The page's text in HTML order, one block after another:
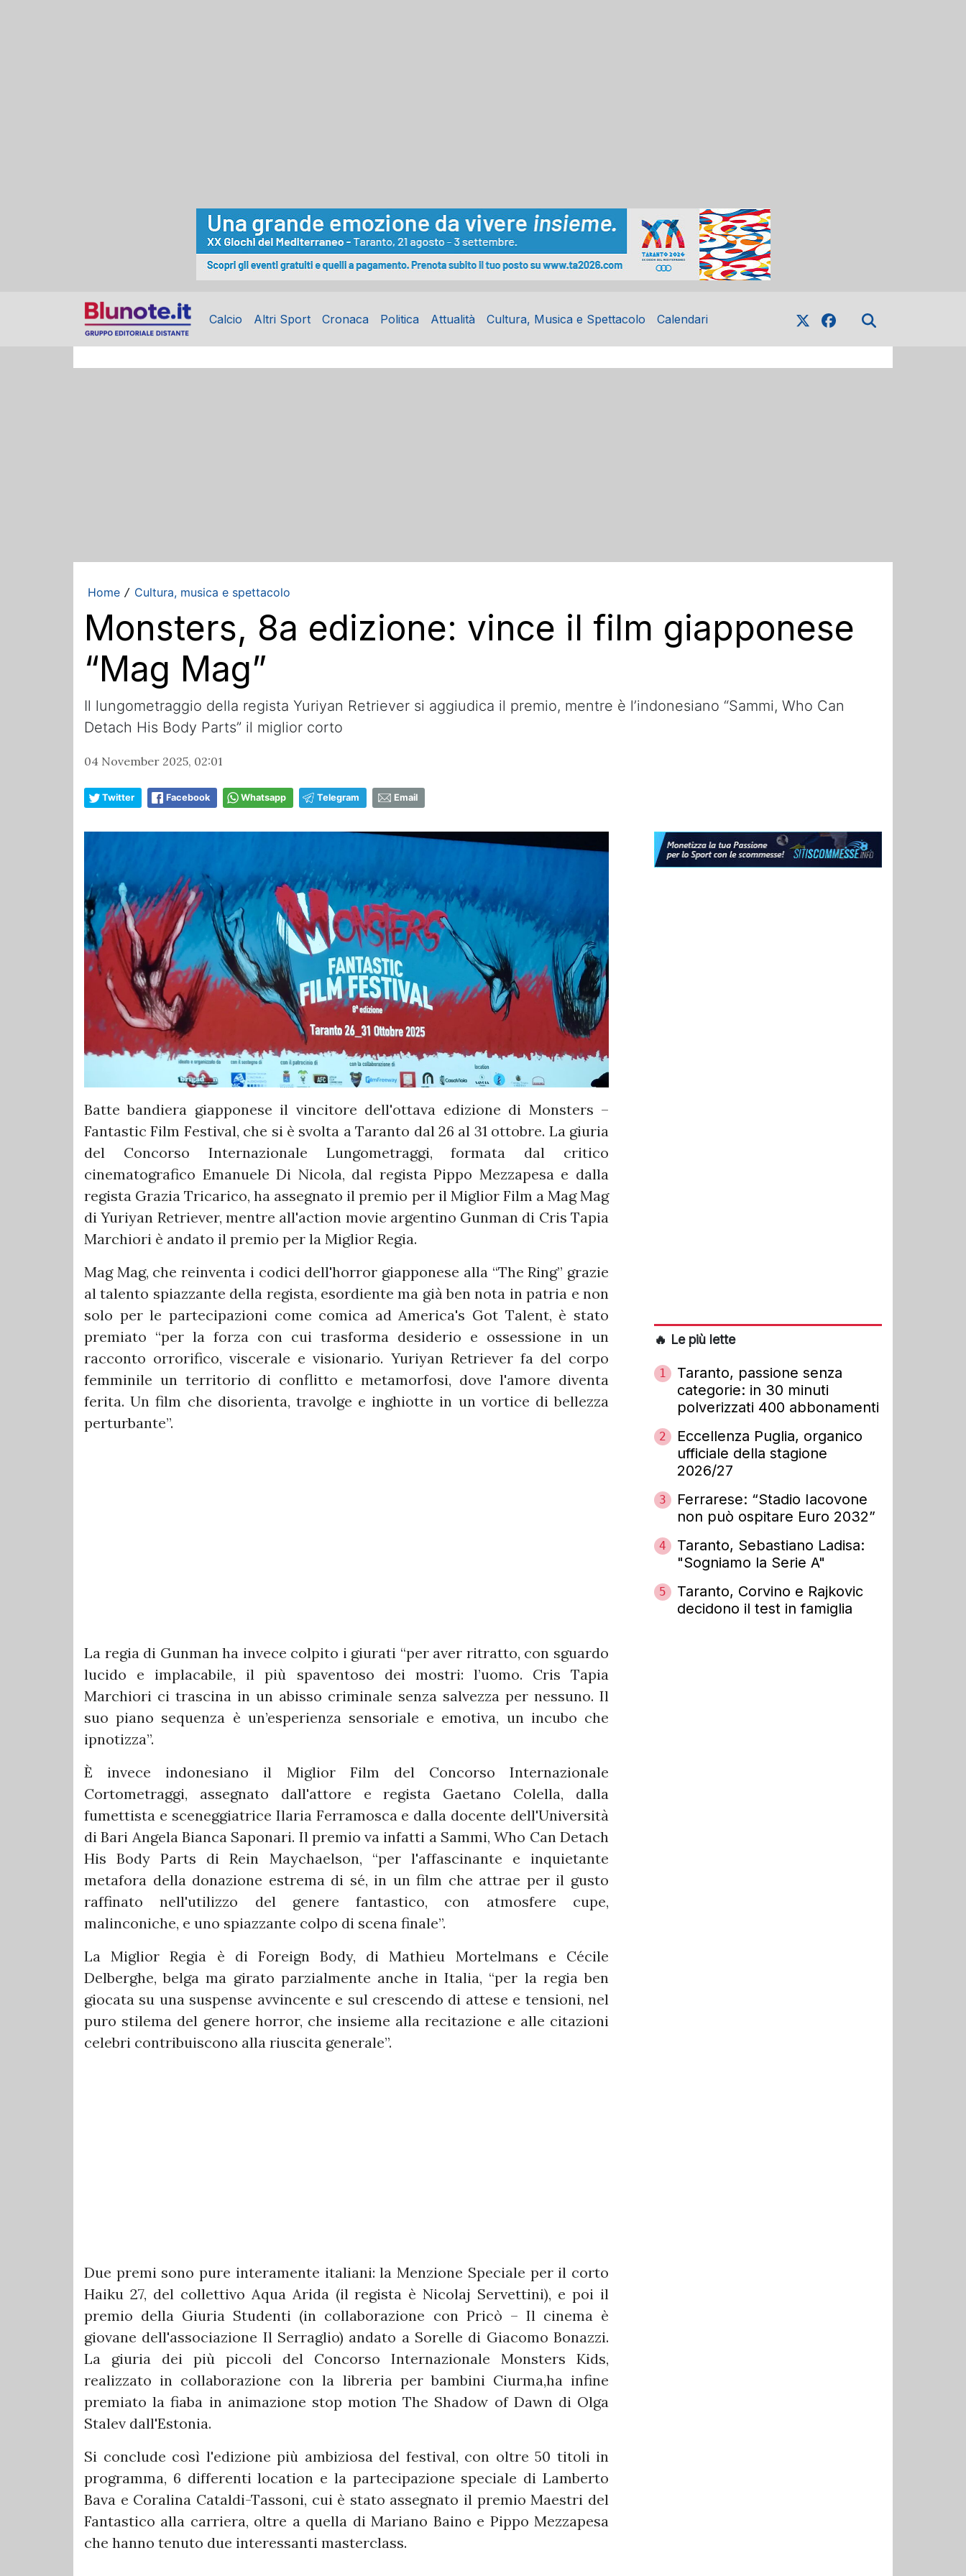
Calcio Altri Sport Cronaca Politica Attualità Cultura, Musica e Spettacolo Calendari
Home / Cultura, musica e spettacolo
Monsters, 8a edizione: vince il film giapponese
“Mag Mag”
Il lungometraggio della regista Yuriyan Retriever si aggiudica il premio, mentre è l’indonesiano “Sammi, Who Can
Detach His Body Parts” il miglior corto
04 November 2025, 02:01
Twitter Facebook Whatsapp Telegram Email
Batte bandiera giapponese il vincitore dell'ottava edizione di Monsters –
Fantastic Film Festival, che si è svolta a Taranto dal 26 al 31 ottobre. La giuria
del Concorso Internazionale Lungometraggi, formata dal critico
cinematografico Emanuele Di Nicola, dal regista Pippo Mezzapesa e dalla
regista Grazia Tricarico, ha assegnato il premio per il Miglior Film a Mag Mag
di Yuriyan Retriever, mentre all'action movie argentino Gunman di Cris Tapia
Marchiori è andato il premio per la Miglior Regia.
Mag Mag, che reinventa i codici dell'horror giapponese alla “The Ring” grazie
al talento spiazzante della regista, esordiente ma già ben nota in patria e non
solo per le partecipazioni come comica ad America's Got Talent, è stato
premiato “per la forza con cui trasforma desiderio e ossessione in un
racconto orrorifico, viscerale e visionario. Yuriyan Retriever fa del corpo
femminile un territorio di conflitto e metamorfosi, dove l'amore diventa
ferita. Un film che disorienta, travolge e inghiotte in un vortice di bellezza
perturbante”.
La regia di Gunman ha invece colpito i giurati “per aver ritratto, con sguardo
lucido e implacabile, il più spaventoso dei mostri: l’uomo. Cris Tapia
Marchiori ci trascina in un abisso criminale senza salvezza per nessuno. Il
suo piano sequenza è un’esperienza sensoriale e emotiva, un incubo che
ipnotizza”.
È invece indonesiano il Miglior Film del Concorso Internazionale
Cortometraggi, assegnato dall'attore e regista Gaetano Colella, dalla
fumettista e sceneggiatrice Ilaria Ferramosca e dalla docente dell'Università
di Bari Angela Bianca Saponari. Il premio va infatti a Sammi, Who Can Detach
His Body Parts di Rein Maychaelson, “per l'affascinante e inquietante
metafora della donazione estrema di sé, in un film che attrae per il gusto
raffinato nell'utilizzo del genere fantastico, con atmosfere cupe,
malinconiche, e uno spiazzante colpo di scena finale”.
La Miglior Regia è di Foreign Body, di Mathieu Mortelmans e Cécile
Delberghe, belga ma girato parzialmente anche in Italia, “per la regia ben
giocata su una suspense avvincente e sul crescendo di attese e tensioni, nel
puro stilema del genere horror, che insieme alla recitazione e alle citazioni
celebri contribuiscono alla riuscita generale”.
Due premi sono pure interamente italiani: la Menzione Speciale per il corto
Haiku 27, del collettivo Aqua Arida (il regista è Nicolaj Servettini), e poi il
premio della Giuria Studenti (in collaborazione con Pricò – Il cinema è
giovane dell'associazione Il Serraglio) andato a Sorelle di Giacomo Bonazzi.
La giuria dei più piccoli del Concorso Internazionale Monsters Kids,
realizzato in collaborazione con la libreria per bambini Ciurma,ha infine
premiato la fiaba in animazione stop motion The Shadow of Dawn di Olga
Stalev dall'Estonia.
Si conclude così l'edizione più ambiziosa del festival, con oltre 50 titoli in
programma, 6 differenti location e la partecipazione speciale di Lamberto
Bava e Coralina Cataldi-Tassoni, cui è stato assegnato il premio Maestri del
Fantastico alla carriera, oltre a quella di Mariano Baino e Pippo Mezzapesa
che hanno tenuto due interessanti masterclass.
🔥 Le più lette
1
Taranto, passione senza
categorie: in 30 minuti
polverizzati 400 abbonamenti
2
Eccellenza Puglia, organico
ufficiale della stagione
2026/27
3
Ferrarese: “Stadio Iacovone
non può ospitare Euro 2032”
4
Taranto, Sebastiano Ladisa:
"Sogniamo la Serie A"
5
Taranto, Corvino e Rajkovic
decidono il test in famiglia